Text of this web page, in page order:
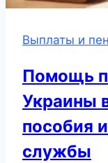
Выплаты и
Помощь
Украины
пособия
службы